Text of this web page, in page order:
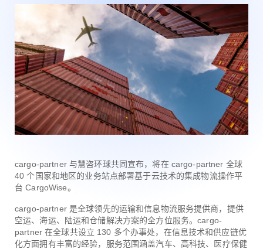
cargo-partner 与慧咨环球共同宣布，将在 cargo-partner 全球
40 个国家和地区的业务站点部署基于云技术的集成物流操作平
台 CargoWise。
cargo-partner 是全球领先的运输和信息物流服务提供商，提供
空运、海运、陆运和仓储解决方案的全方位服务。cargo-
partner 在全球共设立 130 多个办事处，在信息技术和供应链优
化方面拥有丰富的经验，服务范围涵盖汽车、高科技、医疗保健